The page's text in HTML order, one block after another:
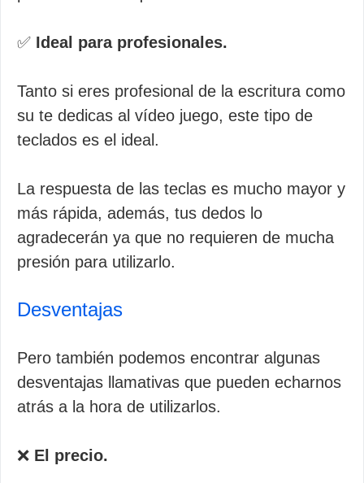
✅ Ideal para profesionales.
Tanto si eres profesional de la escritura como
su te dedicas al vídeo juego, este tipo de
teclados es el ideal.
La respuesta de las teclas es mucho mayor y
más rápida, además, tus dedos lo
agradecerán ya que no requieren de mucha
presión para utilizarlo.
Desventajas
Pero también podemos encontrar algunas
desventajas llamativas que pueden echarnos
atrás a la hora de utilizarlos.
❌ El precio.